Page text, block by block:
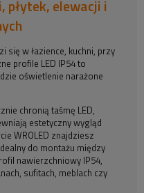
płytek, elewacji i
się w łazience, kuchni, przy
profile LED IP54 to
oświetlenie narażone
chronią taśmę LED,
estetyczny wygląd
WROLED znajdziesz
do montażu między
nawierzchniowy IP54,
sufitach, meblach czy